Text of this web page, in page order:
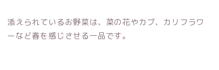
添えられているお野菜は、菜の花やカブ、カリフラワ
ーなど春を感じさせる一品です。